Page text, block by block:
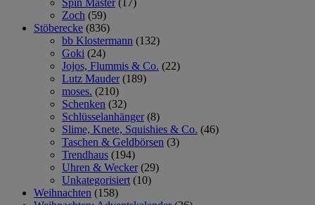
Spin Master (17)
Zoch (59)
Stöberecke (836)
bb Klostermann (132)
Goki (24)
Jojos, Flummis & Co. (22)
Lutz Mauder (189)
moses. (210)
Schenken (32)
Schlüsselanhänger (8)
Slime, Knete, Squishies & Co. (46)
Taschen & Geldbörsen (3)
Trendhaus (194)
Uhren & Wecker (29)
Unkategorisiert (10)
Weihnachten (158)